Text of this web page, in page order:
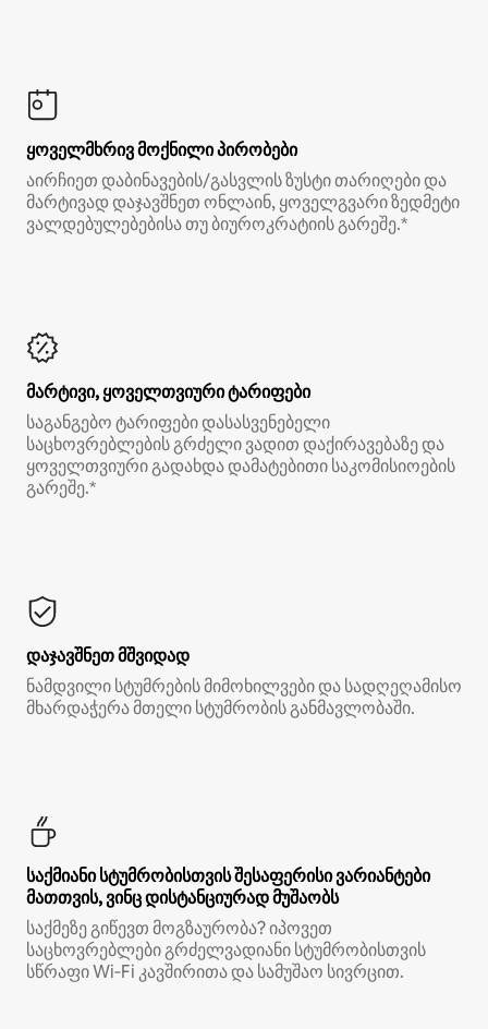
ყოველმხრივ მოქნილი პირობები
აირჩიეთ დაბინავების/გასვლის ზუსტი თარიღები და
მარტივად დაჯავშნეთ ონლაინ, ყოველგვარი ზედმეტი
ვალდებულებებისა თუ ბიუროკრატიის გარეშე.*
მარტივი, ყოველთვიური ტარიფები
საგანგებო ტარიფები დასასვენებელი
საცხოვრებლების გრძელი ვადით დაქირავებაზე და
ყოველთვიური გადახდა დამატებითი საკომისიოების
გარეშე.*
დაჯავშნეთ მშვიდად
ნამდვილი სტუმრების მიმოხილვები და სადღეღამისო
მხარდაჭერა მთელი სტუმრობის განმავლობაში.
საქმიანი სტუმრობისთვის შესაფერისი ვარიანტები
მათთვის, ვინც დისტანციურად მუშაობს
საქმეზე გიწევთ მოგზაურობა? იპოვეთ
საცხოვრებლები გრძელვადიანი სტუმრობისთვის
სწრაფი Wi‑Fi კავშირითა და სამუშაო სივრცით.